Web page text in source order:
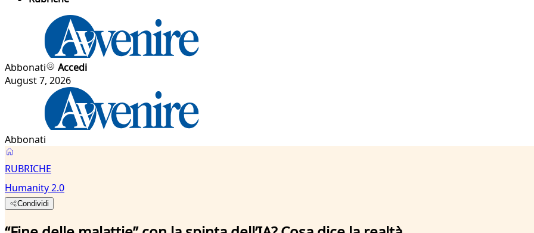
Abbonati
Accedi
August 7, 2026
Abbonati
RUBRICHE
Humanity 2.0
Condividi